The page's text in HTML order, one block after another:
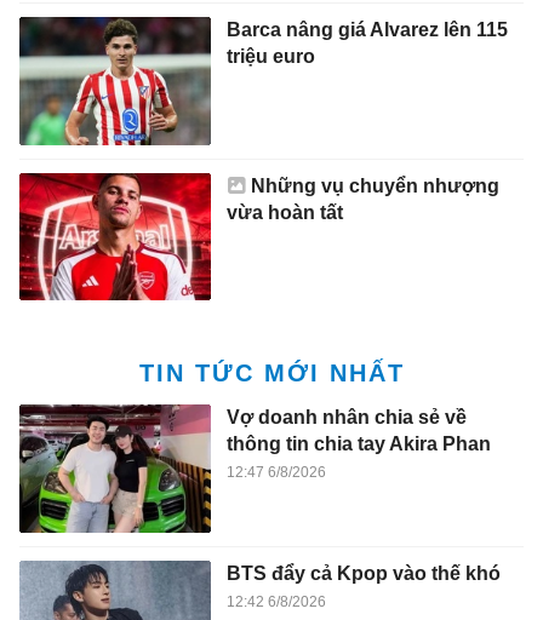
Barca nâng giá Alvarez lên 115
triệu euro
Những vụ chuyển nhượng
vừa hoàn tất
TIN TỨC MỚI NHẤT
Vợ doanh nhân chia sẻ về
thông tin chia tay Akira Phan
12:47 6/8/2026
BTS đẩy cả Kpop vào thế khó
12:42 6/8/2026